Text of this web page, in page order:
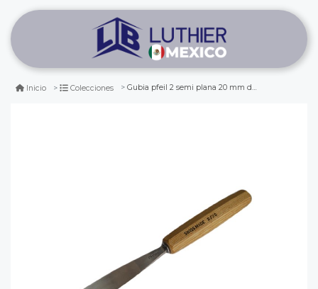
Inicio Colecciones Gubia pfeil 2 semi plana 20 mm de ancho para tallado de madera